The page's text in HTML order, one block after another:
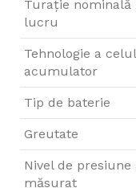
Turație nominală
lucru
Tehnologie a
acumulator
Tip de baterie
Greutate
Nivel de
măsurat